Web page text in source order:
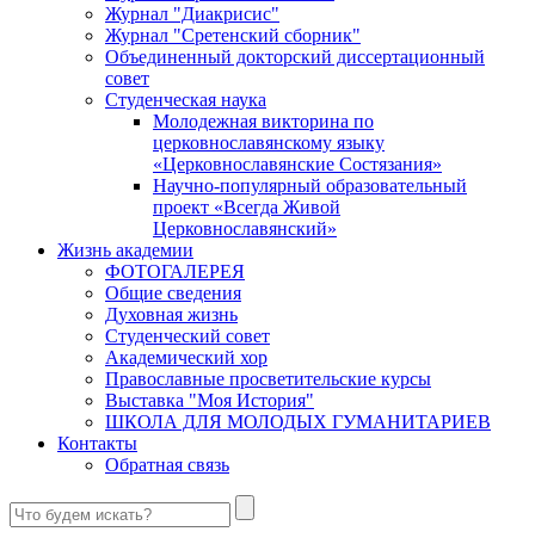
Журнал "Диакрисис"
Журнал "Сретенский сборник"
Объединенный докторский диссертационный
совет
Студенческая наука
Молодежная викторина по
церковнославянскому языку
«Церковнославянские Состязания»
Научно-популярный образовательный
проект «Всегда Живой
Церковнославянский»
Жизнь академии
ФОТОГАЛЕРЕЯ
Общие сведения
Духовная жизнь
Студенческий совет
Академический хор
Православные просветительские курсы
Выставка "Моя История"
ШКОЛА ДЛЯ МОЛОДЫХ ГУМАНИТАРИЕВ
Контакты
Обратная связь